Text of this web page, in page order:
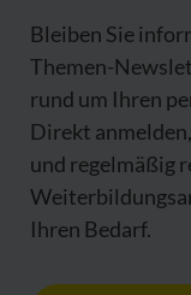
Bleiben Sie
Themen-
rund um Ihren
Direkt
und regelmäßig
Ihren Bedarf.